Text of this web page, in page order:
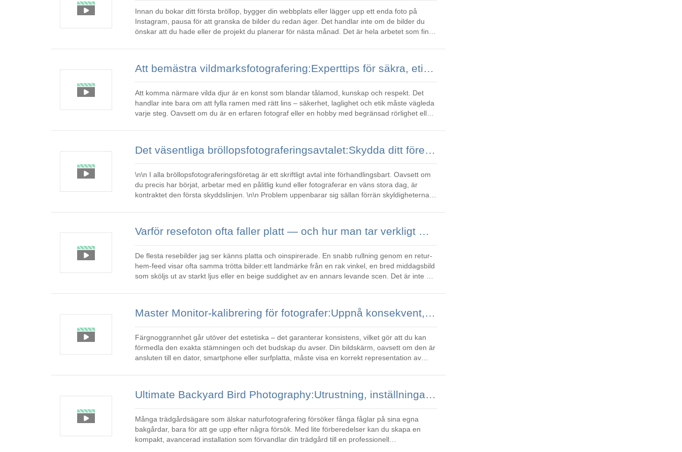
Innan du bokar ditt första bröllop, bygger din webbplats eller lägger upp ett enda foto på
Instagram, pausa för att granska de bilder du redan äger. Det handlar inte om de bilder du
önskar att du hade eller de projekt du planerar för nästa månad. Det är hela arbetet som finns
Att bemästra vildmarksfotografering:Experttips för säkra, etiska och fantastiska bilder
Att komma närmare vilda djur är en konst som blandar tålamod, kunskap och respekt. Det
handlar inte bara om att fylla ramen med rätt lins – säkerhet, laglighet och etik måste vägleda
varje steg. Oavsett om du är en erfaren fotograf eller en hobby med begränsad rörlighet eller
Det väsentliga bröllopsfotograferingsavtalet:Skydda ditt företag och dina kunder
\n\n I alla bröllopsfotograferingsföretag är ett skriftligt avtal inte förhandlingsbart. Oavsett om
du precis har börjat, arbetar med en pålitlig kund eller fotograferar en väns stora dag, är
kontraktet den första skyddslinjen. \n\n Problem uppenbarar sig sällan förrän skyldigheterna
Varför resefoton ofta faller platt — och hur man tar verkligt minnesvärda bilder
De flesta resebilder jag ser känns platta och oinspirerade. En snabb rullning genom en retur-
hem-feed visar ofta samma trötta bilder:ett landmärke från en rak vinkel, en bred middagsbild
som sköljs ut av starkt ljus eller en beige suddighet av en annars levande scen. Det är inte ett
Master Monitor-kalibrering för fotografer:Uppnå konsekvent, exakt färg varje gång
Färgnoggrannhet går utöver det estetiska – det garanterar konsistens, vilket gör att du kan
förmedla den exakta stämningen och det budskap du avser. Din bildskärm, oavsett om den är
ansluten till en dator, smartphone eller surfplatta, måste visa en korrekt representation av
Ultimate Backyard Bird Photography:Utrustning, inställningar och inställningar för fantastiska resultat
Många trädgårdsägare som älskar naturfotografering försöker fånga fåglar på sina egna
bakgårdar, bara för att ge upp efter några försök. Med lite förberedelser kan du skapa en
kompakt, avancerad installation som förvandlar din trädgård till en professionell